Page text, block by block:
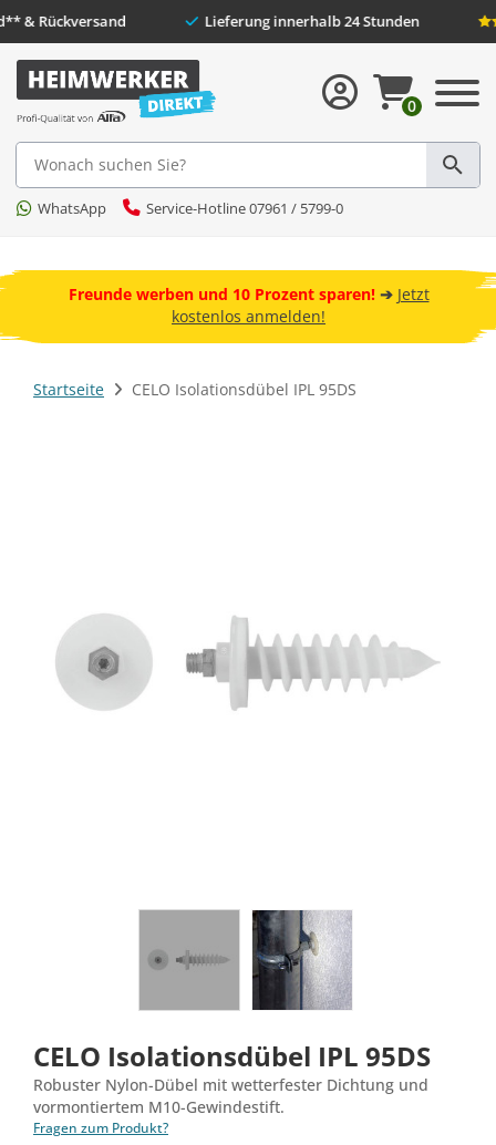
Versand** & Rückversand Lieferung innerhalb 24 Stunden
Suche
WhatsApp Service-Hotline 07961 / 5799-0
0
Freunde werben und 10 Prozent sparen!➔ Jetzt
kostenlos anmelden!
Startseite CELO Isolationsdübel IPL 95DS
CELO Isolationsdübel IPL 95DS
Robuster Nylon-Dübel mit wetterfester Dichtung und
vormontiertem M10-Gewindestift.
Fragen zum Produkt?